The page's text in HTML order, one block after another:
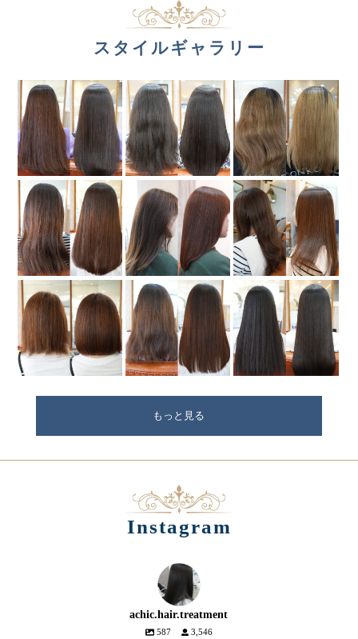
スタイルギャラリー
もっと見る
Instagram
achic.hair.treatment
587 3,546